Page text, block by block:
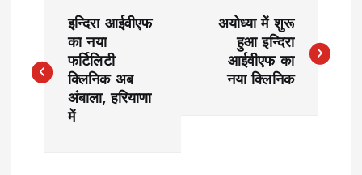
s
इन्दिरा आईवीएफ
का नया
फर्टिलिटी
क्लिनिक अब
अंबाला, हरियाणा
में
अयोध्या में शुरू
हुआ इन्दिरा
आईवीएफ का
नया क्लिनिक